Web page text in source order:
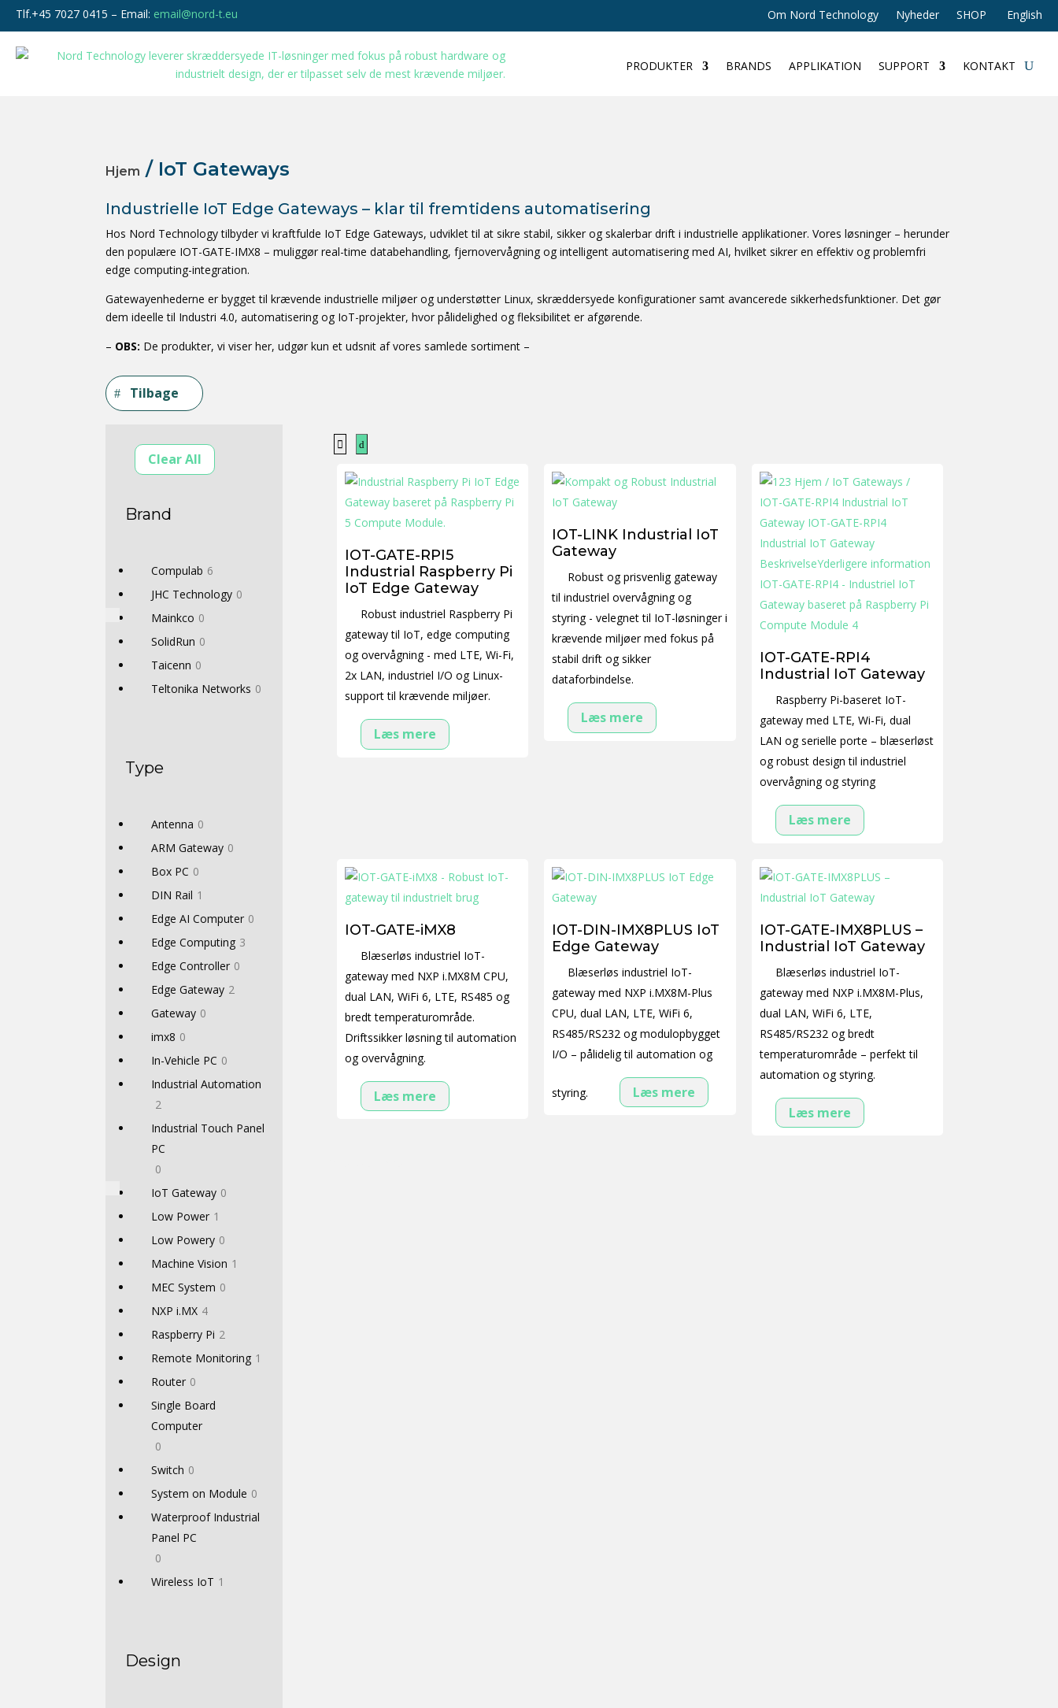
Tlf.+45 7027 0415 – Email: email@nord-t.eu Om Nord Technology Nyheder SHOP English
PRODUKTER BRANDS APPLIKATION SUPPORT KONTAKT
Hjem / IoT Gateways
Industrielle IoT Edge Gateways – klar til fremtidens automatisering
Hos Nord Technology tilbyder vi kraftfulde IoT Edge Gateways, udviklet til at sikre stabil, sikker og skalerbar drift i industrielle applikationer. Vores løsninger – herunder
den populære IOT-GATE-IMX8 – muliggør real-time databehandling, fjernovervågning og intelligent automatisering med AI, hvilket sikrer en effektiv og problemfri
edge computing-integration.
Gatewayenhederne er bygget til krævende industrielle miljøer og understøtter Linux, skræddersyede konfigurationer samt avancerede sikkerhedsfunktioner. Det gør
dem ideelle til Industri 4.0, automatisering og IoT-projekter, hvor pålidelighed og fleksibilitet er afgørende.
– OBS: De produkter, vi viser her, udgør kun et udsnit af vores samlede sortiment –
Tilbage
Clear All
Brand
Compulab 6
JHC Technology 0
Mainkco 0
SolidRun 0
Taicenn 0
Teltonika Networks 0
Type
Antenna 0
ARM Gateway 0
Box PC 0
DIN Rail 1
Edge AI Computer 0
Edge Computing 3
Edge Controller 0
Edge Gateway 2
Gateway 0
imx8 0
In-Vehicle PC 0
Industrial Automation
2
Industrial Touch Panel
PC
0
IoT Gateway 0
Low Power 1
Low Powery 0
Machine Vision 1
MEC System 0
NXP i.MX 4
Raspberry Pi 2
Remote Monitoring 1
Router 0
Single Board
Computer
0
Switch 0
System on Module 0
Waterproof Industrial
Panel PC
0
Wireless IoT 1
Design
IOT-GATE-RPI5
Industrial Raspberry Pi
IoT Edge Gateway
Robust industriel Raspberry Pi
gateway til IoT, edge computing
og overvågning - med LTE, Wi-Fi,
2x LAN, industriel I/O og Linux-
support til krævende miljøer.
Læs mere
IOT-LINK Industrial IoT
Gateway
Robust og prisvenlig gateway
til industriel overvågning og
styring - velegnet til IoT-løsninger i
krævende miljøer med fokus på
stabil drift og sikker
dataforbindelse.
Læs mere
IOT-GATE-RPI4
Industrial IoT Gateway
Raspberry Pi-baseret IoT-
gateway med LTE, Wi-Fi, dual
LAN og serielle porte – blæserløst
og robust design til industriel
overvågning og styring
Læs mere
IOT-GATE-iMX8
Blæserløs industriel IoT-
gateway med NXP i.MX8M CPU,
dual LAN, WiFi 6, LTE, RS485 og
bredt temperaturområde.
Driftssikker løsning til automation
og overvågning.
Læs mere
IOT-DIN-IMX8PLUS IoT
Edge Gateway
Blæserløs industriel IoT-
gateway med NXP i.MX8M-Plus
CPU, dual LAN, LTE, WiFi 6,
RS485/RS232 og modulopbygget
I/O – pålidelig til automation og
styring. Læs mere
IOT-GATE-IMX8PLUS –
Industrial IoT Gateway
Blæserløs industriel IoT-
gateway med NXP i.MX8M-Plus,
dual LAN, WiFi 6, LTE,
RS485/RS232 og bredt
temperaturområde – perfekt til
automation og styring.
Læs mere